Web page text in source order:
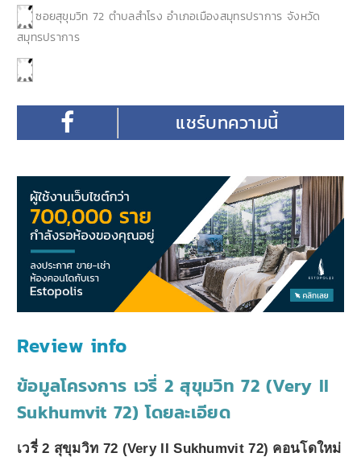
ซอยสุขุมวิท 72 ตำบลสำโรง อำเภอเมืองสมุทรปราการ จังหวัด
สมุทรปราการ
Review info
ข้อมูลโครงการ เวรี่ 2 สุขุมวิท 72 (Very II
Sukhumvit 72) โดยละเอียด
เวรี่ 2 สุขุมวิท 72 (Very II Sukhumvit 72) คอนโดใหม่